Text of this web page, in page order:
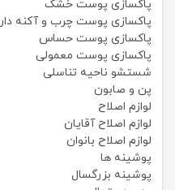
پاکسازی پوست خشک
پاکسازی پوست چرب و آکنه دار
پاکسازی پوست حساس
پاکسازی پوست معمولی
شستشو ناحیه تناسلی
پن و صابون
لوازم اصلاح
لوازم اصلاح آقایان
لوازم اصلاح بانوان
پوشینه ها
پوشینه بزرگسال